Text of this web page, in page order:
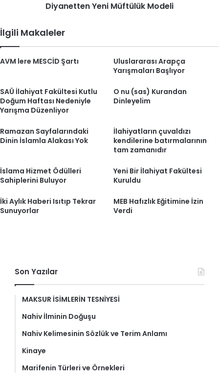
Diyanetten Yeni Müftülük Modeli
İlgili Makaleler
AVM lere MESCİD Şartı
Uluslararası Arapça
Yarışmaları Başlıyor
SAÜ İlahiyat Fakültesi Kutlu
Doğum Haftası Nedeniyle
Yarışma Düzenliyor
O nu (sas) Kurandan
Dinleyelim
Ramazan Sayfalarındaki
Dinin İslamla Alakası Yok
İlahiyatların çuvaldızı
kendilerine batırmalarının
tam zamanıdır
İslama Hizmet Ödülleri
Sahiplerini Buluyor
Yeni Bir İlahiyat Fakültesi
Kuruldu
İki Aylık Haberi Isıtıp Tekrar
Sunuyorlar
MEB Hafızlık Eğitimine İzin
Verdi
Son Yazılar
MAKSUR İSİMLERİN TESNİYESİ
Nahiv İlminin Doğuşu
Nahiv Kelimesinin Sözlük ve Terim Anlamı
Kinaye
Marifenin Türleri ve Örnekleri